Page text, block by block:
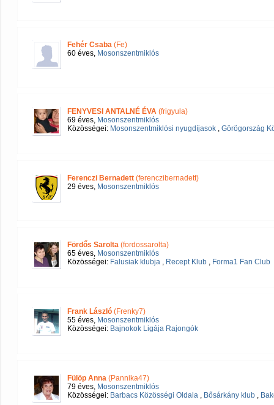
Fehér Csaba (Fe)
60 éves, Mosonszentmiklós
FENYVESI ANTALNÉ ÉVA (frigyula)
69 éves, Mosonszentmiklós
Közösségei: Mosonszentmiklósi nyugdíjasok , Görögország
Ferenczi Bernadett (ferenczibernadett)
29 éves, Mosonszentmiklós
Fördős Sarolta (fordossarolta)
65 éves, Mosonszentmiklós
Közösségei: Falusiak klubja , Recept Klub , Forma1 Fan Club
Frank László (Frenky7)
55 éves, Mosonszentmiklós
Közösségei: Bajnokok Ligája Rajongók
Fülöp Anna (Pannika47)
79 éves, Mosonszentmiklós
Közösségei: Barbacs Közösségi Oldala , Bősárkány klub ,